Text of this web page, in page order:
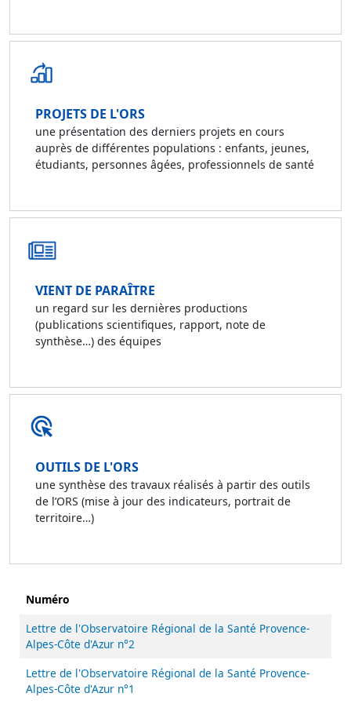
PROJETS DE L'ORS
une présentation des derniers projets en cours
auprès de différentes populations : enfants, jeunes,
étudiants, personnes âgées, professionnels de santé
VIENT DE PARAÎTRE
un regard sur les dernières productions
(publications scientifiques, rapport, note de
synthèse…) des équipes
OUTILS DE L'ORS
une synthèse des travaux réalisés à partir des outils
de l’ORS (mise à jour des indicateurs, portrait de
territoire…)
Numéro
Lettre de l'Observatoire Régional de la Santé Provence-
Alpes-Côte d'Azur n°2
Lettre de l'Observatoire Régional de la Santé Provence-
Alpes-Côte d'Azur n°1